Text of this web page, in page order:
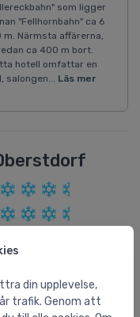
din upplevelse,
trafik. Genom att
som ligger
"Fellhornbahn" ca 6
Närmsta affärerna,
ca 400 m bort.
hotell omfattar en
salongen... Läs mer